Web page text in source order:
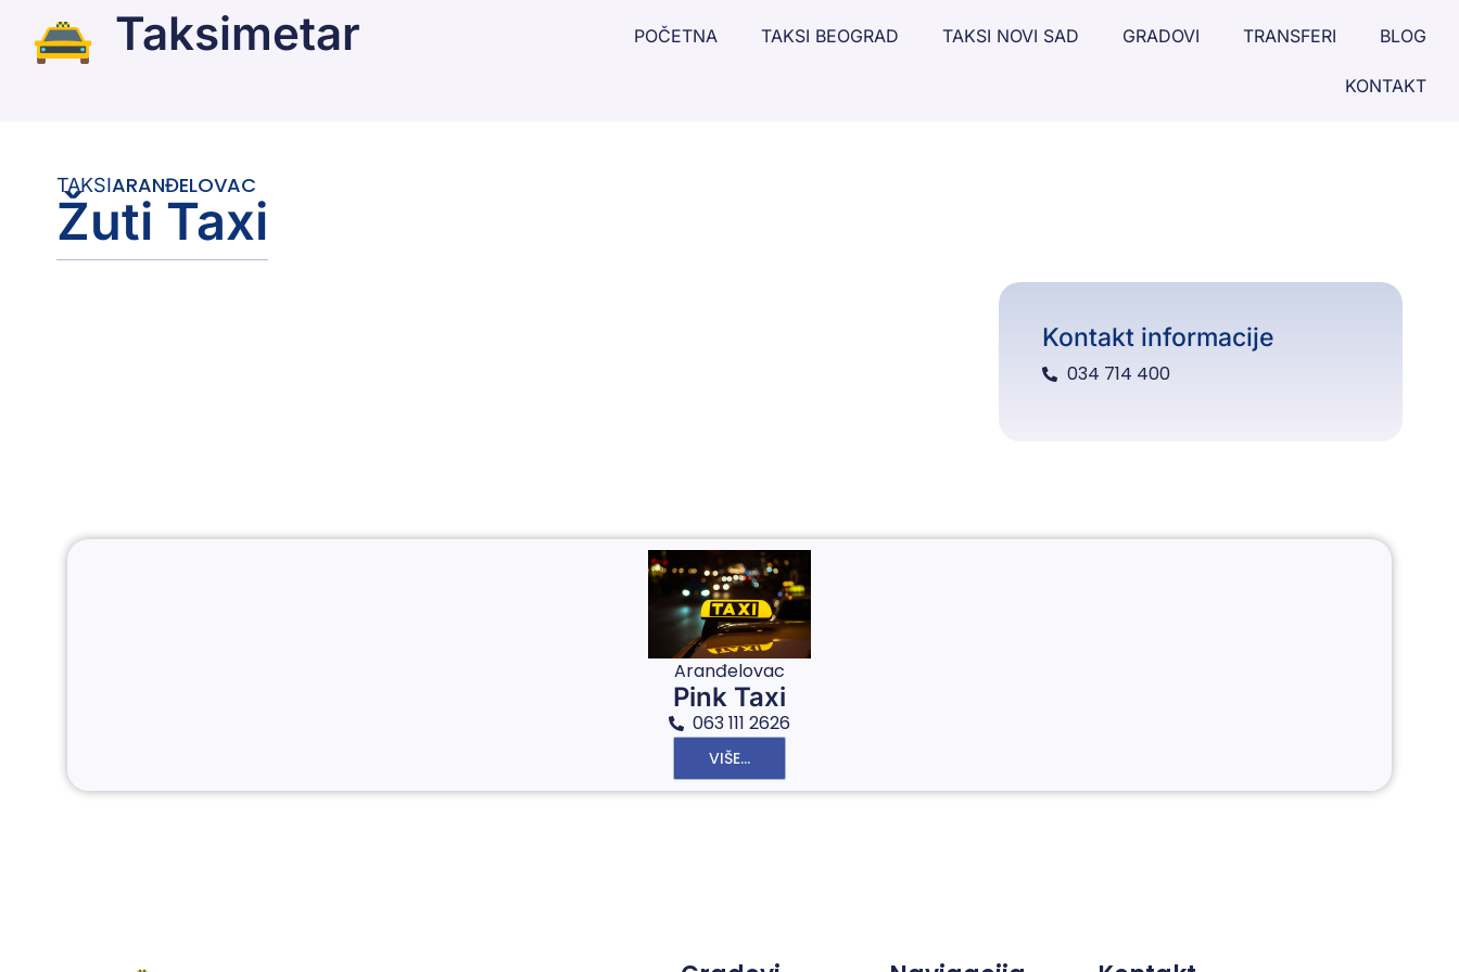
Taksimetar POČETNA TAKSI BEOGRAD TAKSI NOVI SAD GRADOVI TRANSFERI BLOG
KONTAKT
TAKSIARANĐELOVAC
Žuti Taxi
Kontakt informacije
034 714 400
Aranđelovac
Pink Taxi
063 111 2626
VIŠE...